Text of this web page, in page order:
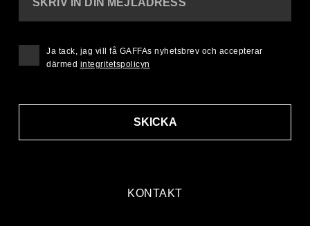
KONTAKT
SKICKA
Ja tack, jag vill få GAFFAs nyhetsbrev och accepterar
därmed integritetspolicyn